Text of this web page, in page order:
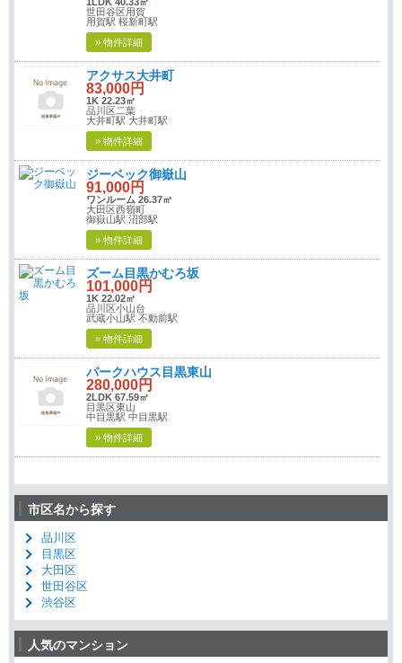
世田谷区用賀
用賀駅 桜新町駅
» 物件詳細
アクサス大井町
83,000円
1K 22.23㎡
品川区二葉
大井町駅 大井町駅
» 物件詳細
ジーベック御嶽山
91,000円
ワンルーム 26.37㎡
大田区西嶺町
御嶽山駅 沼部駅
» 物件詳細
ズーム目黒かむろ坂
101,000円
1K 22.02㎡
品川区小山台
武蔵小山駅 不動前駅
» 物件詳細
パークハウス目黒東山
280,000円
2LDK 67.59㎡
目黒区東山
中目黒駅 中目黒駅
» 物件詳細
市区名から探す
品川区
目黒区
大田区
世田谷区
渋谷区
人気のマンション